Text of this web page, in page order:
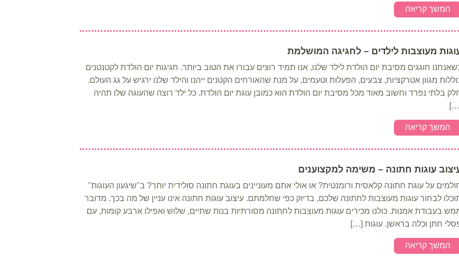
המשך קריאה
מעוצבות לילדים – לחגיגה המושלמת
חוגגים מסיבת יום הולדת לילד שלנו, אנו תמיד רוצים עבורו את הטוב ביותר. חגיגות יום הולדת לקטנטנים
מגוון אטרקציות, צבעים, הפעלות וטעמים, על מנת שהאורחים הקטנים ייהנו והילד שלנו ירגיש על גג העולם.
בלתי נפרד וחשוב מאוד מכל מסיבת יום הולדת הוא כמובן עוגת יום הולדת. כל ילד רוצה שהעוגה שלו תהיה
המשך קריאה
עוגות חתונה – משימה למקצוענים
על עוגת חתונה קלאסית ורומנטית? או אולי אתם מעוניינים בעוגת חתונה סולידית יותר? ב"שיגעון העוגות"
לבחור עוגות מעוצבות לחתונה שלכם, בדיוק כפי שחלמתם. עיצוב עוגות חתונה אינו עניין של מה בכך. מדובר
בעבודת אמנות. כולנו מכירים עוגות מעוצבות לחתונה מסורתיות בנות שתיים, שלוש ואפילו ארבע קומות, עם
חתן וכלה בראשן. עוגות […]
המשך קריאה